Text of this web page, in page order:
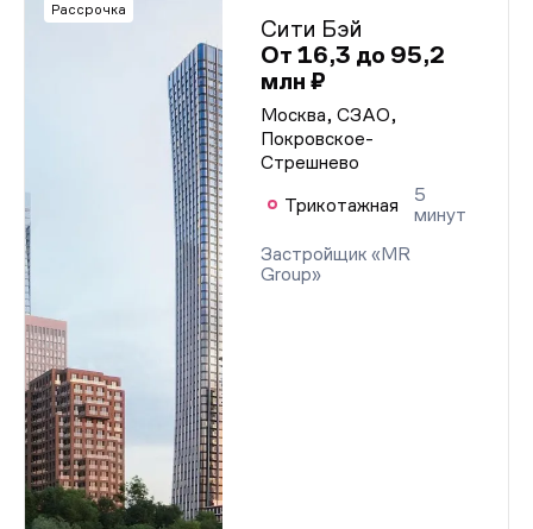
Рассрочка
Сити Бэй
От 16,3 до 95,2
млн ₽
Москва, СЗАО,
Покровское-
Стрешнево
Трикотажная
5
минут
Застройщик «MR
Group»